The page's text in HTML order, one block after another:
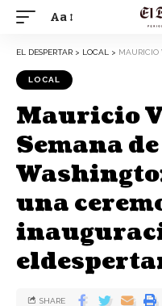
Aa
EL DESPERTAR > LOCAL > MAURICIO VILA ABRE
LOCAL
Mauricio
Semana
una
SHARE